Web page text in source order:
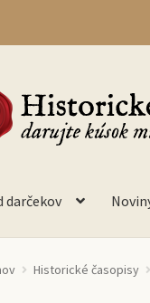
darčekov
Historické časopisy